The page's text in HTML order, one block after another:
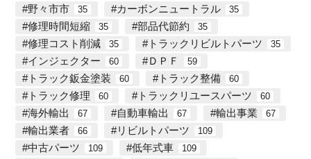
野々市市 35 カーボンニュートラル 35
修理時間短縮 35 部品代節約 35
修理コスト削減 35 トラックリビルトパーツ 35
インジェクター 60 ＤＰＦ 59
トラック鈑金塗装 60 トラック整備 60
トラック修理 60 トラックリユースパーツ 60
海外輸出 67 自動車輸出 67 輸出事業 67
輸出業者 66 リビルトパーツ 109
中古パーツ 109 低年式車 109